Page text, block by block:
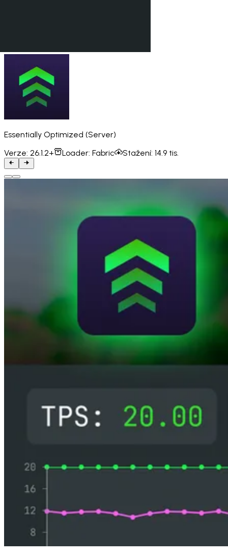
Essentially Optimized (Server)
Verze: 26.1.2+ Loader: Fabric Stažení: 14.9 tis.